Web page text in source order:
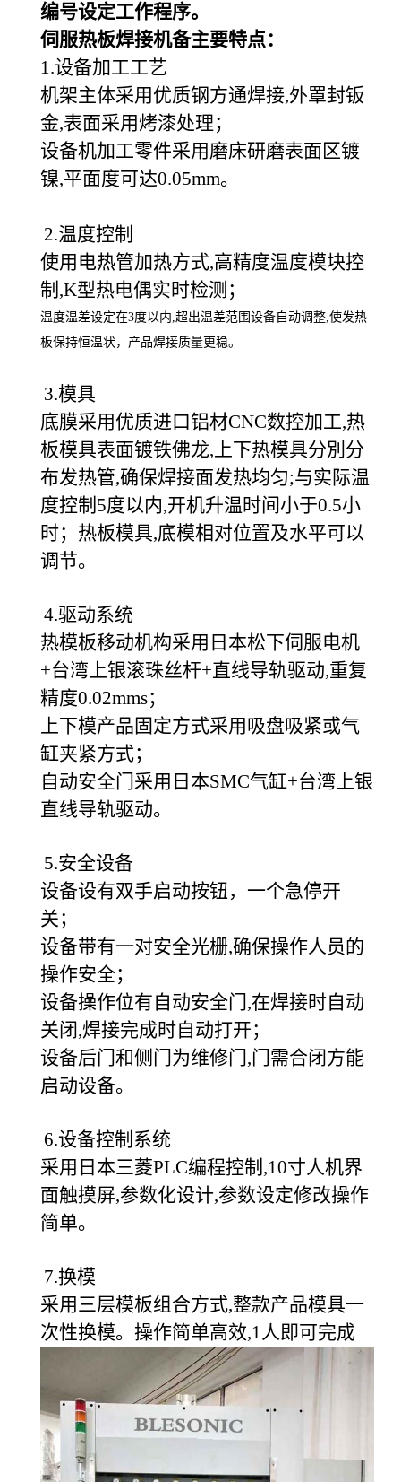
编号设定工作程序。
伺服热板焊接机备主要特点：
1.设备加工工艺
机架主体采用优质钢方通焊接,外罩封钣
金,表面采用烤漆处理；
设备机加工零件采用磨床研磨表面区镀
镍,平面度可达0.05mm。
2.温度控制
使用电热管加热方式,高精度温度模块控
制,K型热电偶实时检测；
温度温差设定在3度以内,超出温差范围设备自动调整,使发热
板保持恒温状，产品焊接质量更稳。
3.模具
底膜采用优质进口铝材CNC数控加工,热
板模具表面镀铁佛龙,上下热模具分別分
布发热管,确保焊接面发热均匀;与实际温
度控制5度以内,开机升温时间小于0.5小
时；热板模具,底模相对位置及水平可以
调节。
4.驱动系统
热模板移动机构采用日本松下伺服电机
+台湾上银滚珠丝杆+直线导轨驱动,重复
精度0.02mms；
上下模产品固定方式采用吸盘吸紧或气
缸夹紧方式；
自动安全门采用日本SMC气缸+台湾上银
直线导轨驱动。
5.安全设备
设备设有双手启动按钮，一个急停开
关；
设备带有一对安全光栅,确保操作人员的
操作安全；
设备操作位有自动安全门,在焊接时自动
关闭,焊接完成时自动打开；
设备后门和侧门为维修门,门需合闭方能
启动设备。
6.设备控制系统
采用日本三菱PLC编程控制,10寸人机界
面触摸屏,参数化设计,参数设定修改操作
简单。
7.换模
采用三层模板组合方式,整款产品模具一
次性换模。操作简单高效,1人即可完成